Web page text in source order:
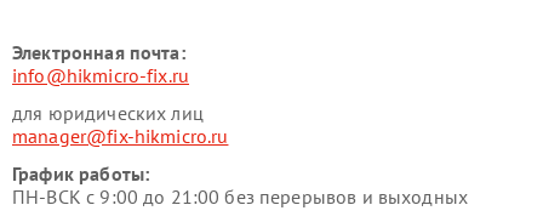
Электронная почта:
info@hikmicro-fix.ru
для юридических лиц
manager@fix-hikmicro.ru
График работы:
ПН-ВСК с 9:00 до 21:00 без перерывов и выходных